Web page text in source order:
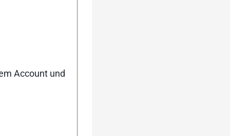
Account und